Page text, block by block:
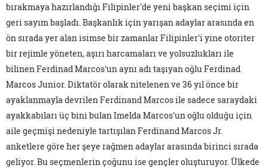
bırakmaya hazırlandığı Filipinler'de yeni başkan seçimi için
geri sayım başladı. Başkanlık için yarışan adaylar arasında en
ön sırada yer alan isimse bir zamanlar Filipinler'i yine otoriter
bir rejimle yöneten, aşırı harcamaları ve yolsuzlukları ile
bilinen Ferdinad Marcos'un aynı adı taşıyan oğlu Ferdinad
Marcos Junior. Diktatör olarak nitelenen ve 36 yıl önce bir
ayaklanmayla devrilen Ferdinand Marcos ile sadece saraydaki
ayakkabıları üç bini bulan Imelda Marcos'un oğlu olduğu için
aile geçmişi nedeniyle tartışılan Ferdinand Marcos Jr.
anketlere göre her şeye rağmen adaylar arasında birinci sırada
geliyor. Bu seçmenlerin çoğunu ise gençler oluşturuyor. Ülkede